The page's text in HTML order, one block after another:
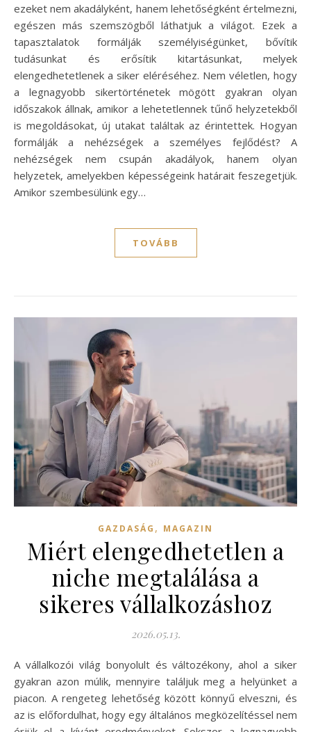
ezeket nem akadályként, hanem lehetőségként értelmezni,
egészen más szemszögből láthatjuk a világot. Ezek a
tapasztalatok formálják személyiségünket, bővítik
tudásunkat és erősítik kitartásunkat, melyek
elengedhetetlenek a siker eléréséhez. Nem véletlen, hogy
a legnagyobb sikertörténetek mögött gyakran olyan
időszakok állnak, amikor a lehetetlennek tűnő helyzetekből
is megoldásokat, új utakat találtak az érintettek. Hogyan
formálják a nehézségek a személyes fejlődést? A
nehézségek nem csupán akadályok, hanem olyan
helyzetek, amelyekben képességeink határait feszegetjük.
Amikor szembesülünk egy…
TOVÁBB
GAZDASÁG , MAGAZIN
Miért elengedhetetlen a
niche megtalálása a
sikeres vállalkozáshoz
2026.05.13.
A vállalkozói világ bonyolult és változékony, ahol a siker
gyakran azon múlik, mennyire találjuk meg a helyünket a
piacon. A rengeteg lehetőség között könnyű elveszni, és
az is előfordulhat, hogy egy általános megközelítéssel nem